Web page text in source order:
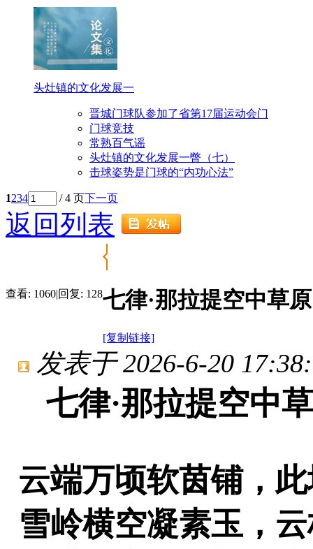
头灶镇的文化发展一
晋城门球队参加了省第17届运动会门
门球竞技
常熟百气谣
头灶镇的文化发展一瞥（七）
击球姿势是门球的“内功心法”
1234 / 4 页下一页
返回列表
查看: 1060|回复: 128七律·那拉提空中草原
[复制链接]
发表于 2026-6-20
七律·那拉提空中
云端万顷软茵铺，
雪岭横空凝素玉，